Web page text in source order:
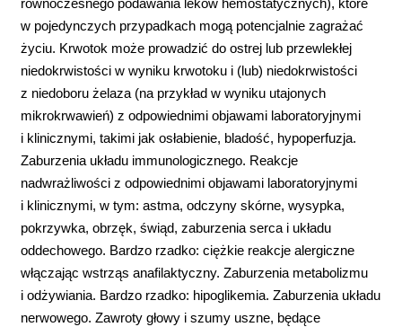
równoczesnego podawania leków hemostatycznych), które
w pojedynczych przypadkach mogą potencjalnie zagrażać
życiu. Krwotok może prowadzić do ostrej lub przewlekłej
niedokrwistości w wyniku krwotoku i (lub) niedokrwistości
z niedoboru żelaza (na przykład w wyniku utajonych
mikrokrwawień) z odpowiednimi objawami laboratoryjnymi
i klinicznymi, takimi jak osłabienie, bladość, hypoperfuzja.
Zaburzenia układu immunologicznego. Reakcje
nadwrażliwości z odpowiednimi objawami laboratoryjnymi
i klinicznymi, w tym: astma, odczyny skórne, wysypka,
pokrzywka, obrzęk, świąd, zaburzenia serca i układu
oddechowego. Bardzo rzadko: ciężkie reakcje alergiczne
włączając wstrząs anafilaktyczny. Zaburzenia metabolizmu
i odżywiania. Bardzo rzadko: hipoglikemia. Zaburzenia układu
nerwowego. Zawroty głowy i szumy uszne, będące